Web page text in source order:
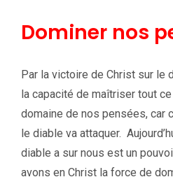
Dominer nos
Par la victoire de Christ sur le
la capacité de maîtriser tout
domaine de nos pensées, car
le diable va attaquer.
diable a sur nous est un
avons en Christ la force de